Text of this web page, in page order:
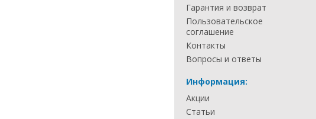
Гарантия и возврат
Пользовательское
соглашение
Контакты
Вопросы и ответы
Информация:
Акции
Статьи